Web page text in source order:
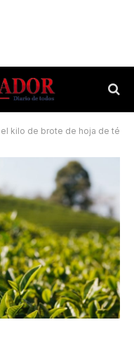
kilo de brote de hoja de té